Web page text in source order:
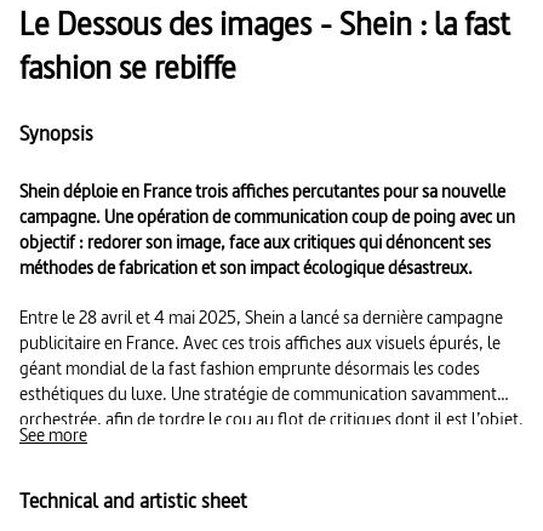
Le Dessous des images - Shein : la fast
fashion se rebiffe
Synopsis
Shein déploie en France trois affiches percutantes pour sa nouvelle
campagne. Une opération de communication coup de poing avec un
objectif : redorer son image, face aux critiques qui dénoncent ses
méthodes de fabrication et son impact écologique désastreux.
Entre le 28 avril et 4 mai 2025, Shein a lancé sa dernière campagne
publicitaire en France. Avec ces trois affiches aux visuels épurés, le
géant mondial de la fast fashion emprunte désormais les codes
esthétiques du luxe. Une stratégie de communication savamment
orchestrée, afin de tordre le cou au flot de critiques dont il est l’objet.
digital à l’Inseec, analyse cette opération de réhabilitation. Et
See more
Technical and artistic sheet